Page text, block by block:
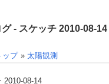
- スケッチ 2010-08-14
ップ »太陽観測
2010-08-14